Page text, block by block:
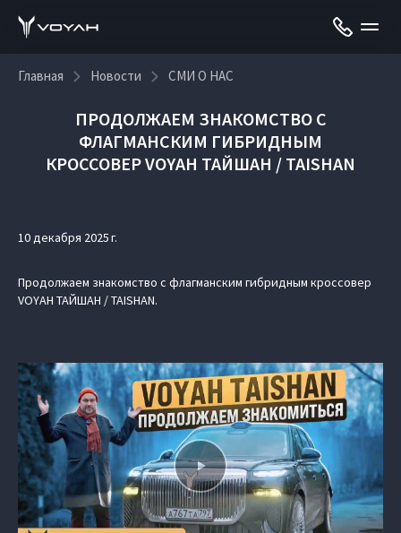
Главная Новости СМИ О НАС
ПРОДОЛЖАЕМ ЗНАКОМСТВО С
ФЛАГМАНСКИМ ГИБРИДНЫМ
КРОССОВЕР VOYAH ТАЙШАН / TAISHAN
10 декабря 2025 г.
Продолжаем знакомство с флагманским гибридным кроссовер
VOYAH ТАЙШАН / TAISHAN.